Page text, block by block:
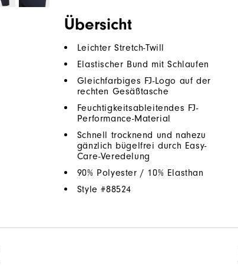
Übersicht
Leichter Stretch-Twill
Elastischer Bund mit Schlaufen
Gleichfarbiges FJ-Logo auf der
rechten Gesäßtasche
Feuchtigkeitsableitendes FJ-
Performance-Material
Schnell trocknend und nahezu
gänzlich bügelfrei durch Easy-
Care-Veredelung
90% Polyester / 10% Elasthan
Style #88524